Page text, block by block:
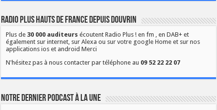
Radio Plus Hauts de France depuis Douvrin
Plus de30 000 auditeurs écoutent Radio Plus ! en fm , en DAB+ et
également sur internet, sur Alexa ou sur votre google Home et sur nos
applications ios et android Merci
N'hésitez pas à nous contacter par téléphone au 09 52 22 22 07
Notre dernier podcast à la une